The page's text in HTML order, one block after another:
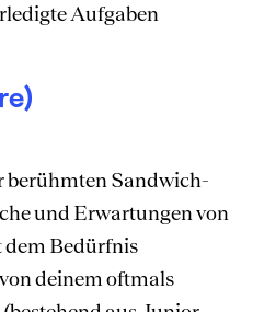
Aufgaben
berühmten Sandwich-
und Erwartungen von
Bedürfnis
von deinem oftmals